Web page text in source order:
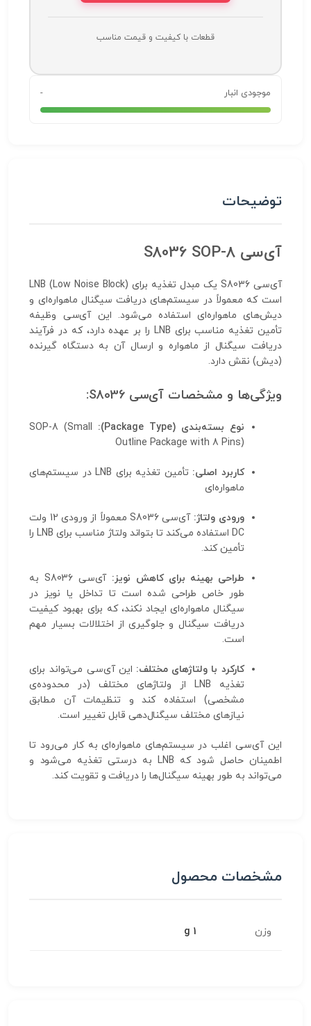
قطعات با کیفیت و قیمت مناسب
موجودی انبار -
توضیحات
آی‌سی S8036 SOP-8
آی‌سی S8036 یک مبدل تغذیه برای LNB (Low Noise Block)
است که معمولاً در سیستم‌های دریافت سیگنال ماهواره‌ای و
دیش‌های ماهواره‌ای استفاده می‌شود. این آی‌سی وظیفه
تأمین تغذیه مناسب برای LNB را بر عهده دارد، که در فرآیند
دریافت سیگنال از ماهواره و ارسال آن به دستگاه گیرنده
(دیش) نقش دارد.
ویژگی‌ها و مشخصات آی‌سی S8036:
نوع بسته‌بندی (Package Type):
SOP-8 (Small
Outline Package with 8 Pins)
کاربرد اصلی:
تأمین تغذیه برای LNB در سیستم‌های
ماهواره‌ای
ورودی ولتاژ:
آی‌سی S8036 معمولاً از ورودی 12 ولت
DC استفاده می‌کند تا بتواند ولتاژ مناسب برای LNB را
تأمین کند.
طراحی بهینه برای کاهش نویز:
آی‌سی S8036 به
طور خاص طراحی شده است تا تداخل یا نویز در
سیگنال ماهواره‌ای ایجاد نکند، که برای بهبود کیفیت
دریافت سیگنال و جلوگیری از اختلالات بسیار مهم
است.
کارکرد با ولتاژهای مختلف: این آی‌سی می‌تواند برای
تغذیه LNB از ولتاژهای مختلف (در محدوده‌ی
مشخصی) استفاده کند و تنظیمات آن مطابق
نیازهای مختلف سیگنال‌دهی قابل تغییر است.
این آی‌سی اغلب در سیستم‌های ماهواره‌ای به کار می‌رود تا
اطمینان حاصل شود که LNB به درستی تغذیه می‌شود و
می‌تواند به طور بهینه سیگنال‌ها را دریافت و تقویت کند.
مشخصات محصول
وزن 1 g